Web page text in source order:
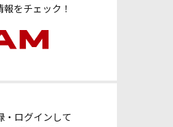
をチェック！
・ログインして